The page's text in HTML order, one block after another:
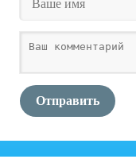
Отправить